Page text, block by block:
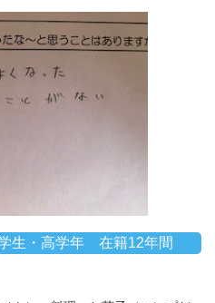
生・高学年 在籍12年間